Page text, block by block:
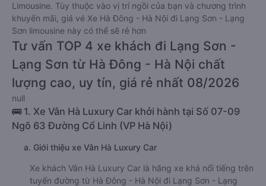
Limousine. Tùy thuộc vào vị trí ngồi của bạn và chương trình
khuyến mãi, giá vé Xe Hà Đông - Hà Nội đi Lạng Sơn - Lạng
Sơn limousine này có thể sẽ rẻ hơn
Tư vấn TOP 4 xe khách đi Lạng Sơn -
Lạng Sơn từ Hà Đông - Hà Nội chất
lượng cao, uy tín, giá rẻ nhất 08/2026
null
🚌 1. Xe Vân Hà Luxury Car khởi hành tại Số 07-09
Ngõ 63 Đường Cổ Linh (VP Hà Nội)
a. Giới thiệu xe Vân Hà Luxury Car
Xe khách Vân Hà Luxury Car là hãng xe khá nổi tiếng trên
tuyến đường từ Hà Đông - Hà Nội đi Lạng Sơn - Lạng